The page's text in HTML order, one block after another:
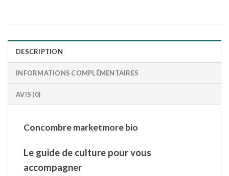
DESCRIPTION
INFORMATIONS COMPLÉMENTAIRES
AVIS (0)
Concombre marketmore bio
Le guide de culture pour vous
accompagner